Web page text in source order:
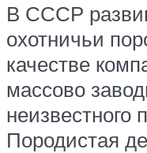
В СССР
охотничьи
качестве
массово
неизвестного
Породистая